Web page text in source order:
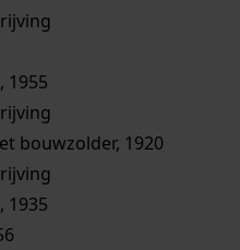
1955
bouwzolder, 1920
1935